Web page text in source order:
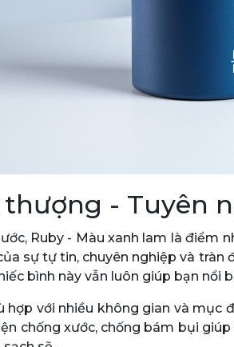
- Tuyên
Ruby - Màu xanh lam là điểm
sự tự tin, chuyên nghiệp và
bình này vẫn luôn giúp bạn nổi
hợp với nhiều không gian và
chống xước, chống bám bụi